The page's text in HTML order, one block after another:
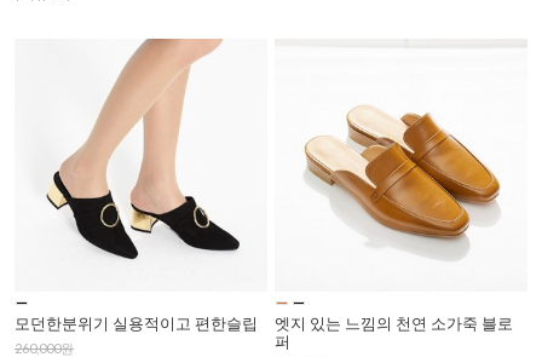
모던한분위기 실용적이고 편한슬립
260,000원
엣지 있는 느낌의 천연 소가죽 블로
퍼